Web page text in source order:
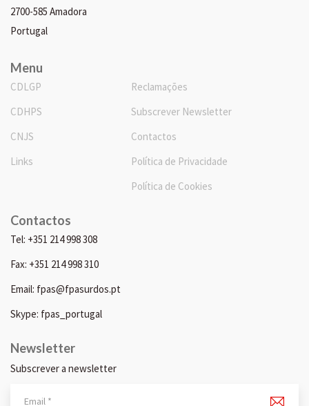
2700-585 Amadora
Portugal
Menu
CDLGP
CDHPS
CNJS
Links
Reclamações
Subscrever Newsletter
Contactos
Política de Privacidade
Política de Cookies
Contactos
Tel: +351 214 998 308
Fax: +351 214 998 310
Email: fpas@fpasurdos.pt
Skype: fpas_portugal
Newsletter
Subscrever a newsletter